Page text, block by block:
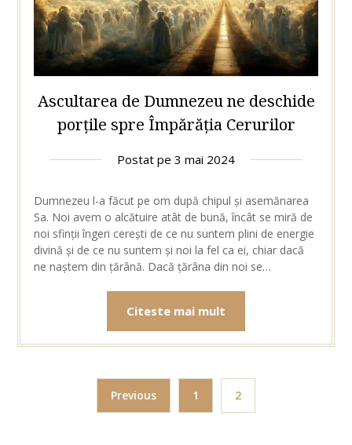
Ascultarea de Dumnezeu ne deschide
porțile spre Împărăția Cerurilor
Postat pe 3 mai 2024
Dumnezeu l-a făcut pe om după chipul și asemănarea
Sa. Noi avem o alcătuire atât de bună, încât se miră de
noi sfinții îngeri cerești de ce nu suntem plini de energie
divină și de ce nu suntem și noi la fel ca ei, chiar dacă
ne naștem din țărână. Dacă țărâna din noi se…
Citeste mai mult
Previous 1 2